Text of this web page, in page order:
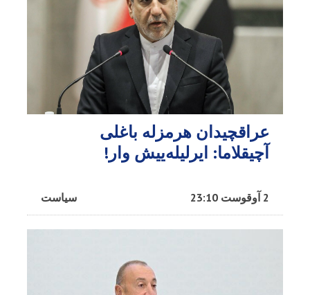
عراقچیدان هرمزله باغلی
آچیقلاما: ایرلیله‌ییش وار!
سیاست 2 آوقوست 23:10